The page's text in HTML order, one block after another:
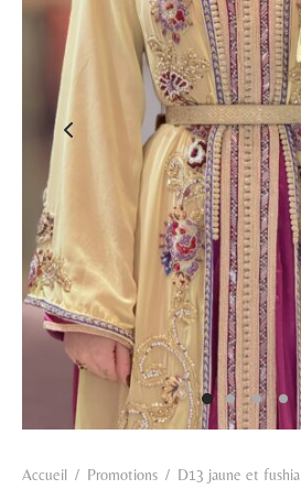
Accueil / Promotions / D13 jaune et fushia